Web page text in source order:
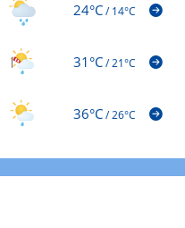
24°C/14°C
31°C/21°C
36°C/26°C